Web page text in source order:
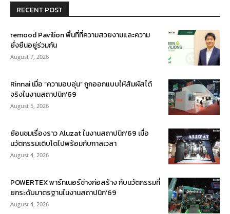
RECENT POST
remood Pavilion พื้นที่ที่ความสวยงามและความ
ยั่งยืนอยู่ร่วมกัน
August 7, 2026
Rinnai เมื่อ “ความอบอุ่น” ถูกออกแบบให้สัมผัสได้
จริงในงานสถาปนิก’69
August 5, 2026
ย้อนชมเรื่องราว Aluzat ในงานสถาปนิก’69 เมื่อ
นวัตกรรมเติบโตไปพร้อมกับกาลเวลา
August 4, 2026
POWERTEX พาร์ทเนอร์ช่างก่อสร้าง กับนวัตกรรมที่
ยกระดับมาตรฐานในงานสถาปนิก’69
August 4, 2026